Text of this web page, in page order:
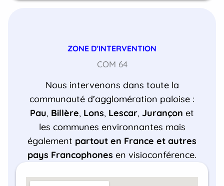
ZONE D’INTERVENTION
COM 64
Nous intervenons dans toute la
communauté d’agglomération paloise :
Pau, Billère, Lons, Lescar, Jurançon et
les communes environnantes mais
également partout en France et autres
pays Francophones en visioconférence.